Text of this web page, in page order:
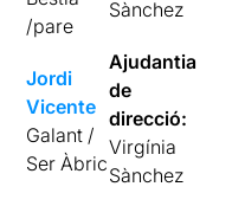
/pare
Jordi
Vicente
Galant /
Ser Àbric
Sànchez
Ajudantia
de
direcció:
Virgínia
Sànchez